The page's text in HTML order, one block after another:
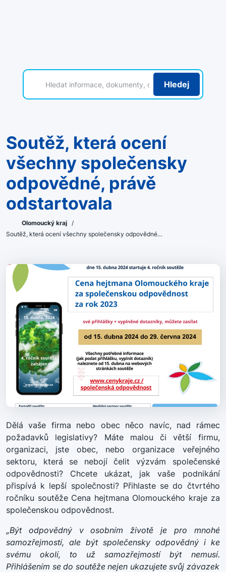
Hledej
Soutěž, která ocení
všechny společensky
odpovědné, právě
odstartovala
Olomoucký kraj /
Soutěž, která ocení všechny společensky odpovědné…
Dělá vaše firma nebo obec něco navíc, nad rámec
požadavků legislativy? Máte malou či větší firmu,
organizaci, jste obec, nebo organizace veřejného
sektoru, která se nebojí čelit výzvám společenské
odpovědnosti? Chcete ukázat, jak vaše podnikání
přispívá k lepší společnosti? Přihlaste se do čtvrtého
ročníku soutěže Cena hejtmana Olomouckého kraje za
společenskou odpovědnost.
„Být odpovědný v osobním životě je pro mnohé
samozřejmostí, ale být společensky odpovědný i ke
svému okolí, to už samozřejmostí být nemusí.
Přihlášením se do soutěže nejen ukazujete svůj závazek